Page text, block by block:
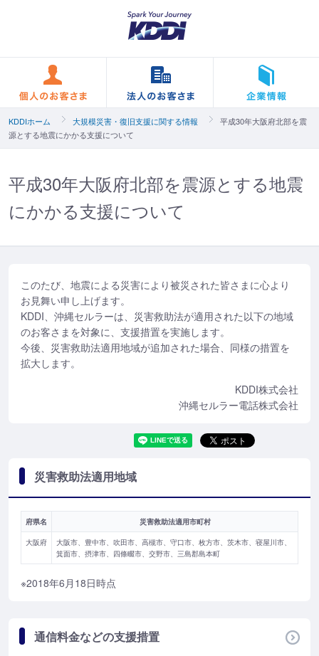
個人のお客さま 法人のお客さま
KDDIホーム 大規模災害・復旧支援に関する情報
平成30年大阪府北部を震
源とする地震にかかる支援について
平成30年大阪府北部を震源とする地震
にかかる支援について
このたび、地震による災害により被災された皆さまに心より
お見舞い申し上げます。
KDDI、沖縄セルラーは、災害救助法が適用された以下の地域
のお客さまを対象に、支援措置を実施します。
今後、災害救助法適用地域が追加された場合、同様の措置を
拡大します。
KDDI株式会社
沖縄セルラー電話株式会社
災害救助法適用地域
府県名 災害救助法適用市町村
大阪府
大阪市、豊中市、吹田市、高槻市、守口市、枚方市、茨木市、寝屋川市、
箕面市、摂津市、四條畷市、交野市、三島郡島本町
※2018年6月18日時点
通信料金などの支援措置